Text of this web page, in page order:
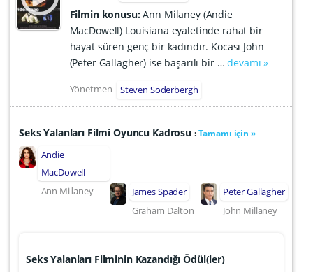
Filmin konusu:Ann Milaney (Andie
MacDowell) Louisiana eyaletinde rahat bir
hayat süren genç bir kadındır. Kocası John
(Peter Gallagher) ise başarılı bir …devamı »
Yönetmen Steven Soderbergh
Seks Yalanları Filmi Oyuncu Kadrosu :Tamamı için »
Andie
MacDowell
Ann Millaney
James Spader
Graham Dalton
Peter Gallagher
John Millaney
Seks Yalanları Filminin Kazandığı Ödül(ler)